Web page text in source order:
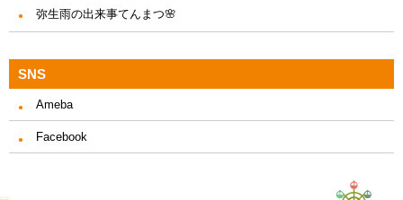
弥生雨の出来事てんまつ🌸
SNS
Ameba
Facebook